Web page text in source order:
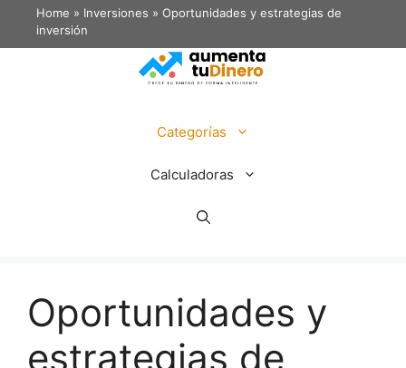
Home » Inversiones » Oportunidades y estrategias de
inversión
Categorías
Calculadoras
Oportunidades y
estrategias de